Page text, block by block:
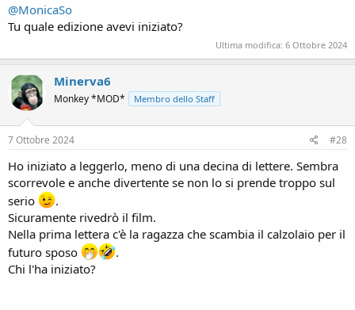
@MonicaSo
Tu quale edizione avevi iniziato?
Ultima modifica: 6 Ottobre 2024
Minerva6
Monkey *MOD* Membro dello Staff
7 Ottobre 2024 #28
Ho iniziato a leggerlo, meno di una decina di lettere. Sembra
scorrevole e anche divertente se non lo si prende troppo sul
serio
.
Sicuramente rivedrò il film.
Nella prima lettera c'è la ragazza che scambia il calzolaio per il
futuro sposo
.
Chi l'ha iniziato?